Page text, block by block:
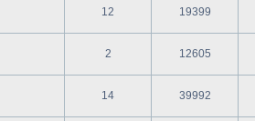
12 19399
2 12605
14 39992